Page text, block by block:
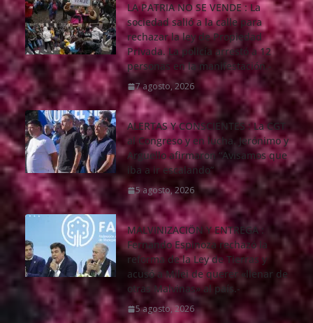
LA PATRIA NO SE VENDE : La
sociedad salió a la calle para
rechazar la ley de Propiedad
Privada. La policía arrestó a 12
personas en la manifestación.-
7 agosto, 2026
ALERTAS Y CONSCIENTES : La CGT
al Congreso y en lucha. Jerónimo y
Arguello afirmaron “Avisamos que
iba a ir escalando”
5 agosto, 2026
MALVINIZACIÖN Y ENTREGA :
Fernando Espinoza rechazó la
reforma de la Ley de Tierras y
acusó a Milei de querer «llenar de
otras Malvinas» al país.-
5 agosto, 2026